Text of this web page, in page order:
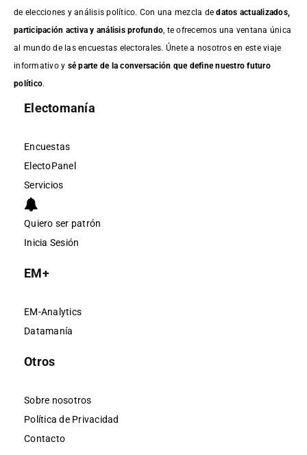
de elecciones y análisis político. Con una mezcla dedatos actualizados,
participación activa y análisis profundo , te ofrecemos una ventana única
al mundo de las encuestas electorales. Únete a nosotros en este viaje
informativo y sé parte de la conversación que define nuestro futuro
político.
Electomanía
Encuestas
ElectoPanel
Servicios
Quiero ser patrón
Inicia Sesión
EM+
EM-Analytics
Datamanía
Otros
Sobre nosotros
Política de Privacidad
Contacto